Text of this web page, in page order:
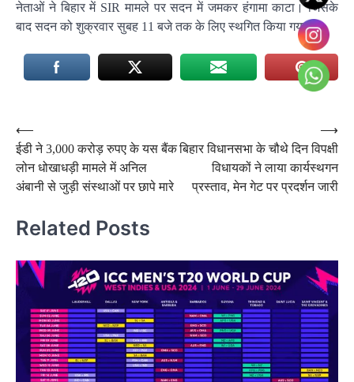
नेताओं ने बिहार में SIR मामले पर सदन में जमकर हंगामा काटा। जिसके
बाद सदन को शुक्रवार सुबह 11 बजे तक के लिए स्थगित किया गया।
Post
navigation
⟵
ईडी ने 3,000 करोड़ रुपए के यस बैंक
लोन धोखाधड़ी मामले में अनिल
अंबानी से जुड़ी संस्थाओं पर छापे मारे
बिहार विधानसभा के चौथे दिन विपक्षी
विधायकों ने लाया कार्यस्थगन
प्रस्ताव, मेन गेट पर प्रदर्शन जारी
⟶
Related Posts